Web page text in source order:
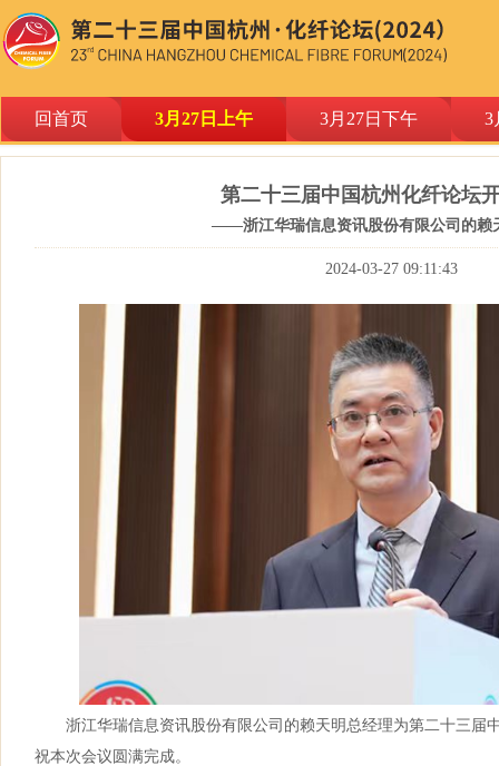
回首页 3月27日上午 3月27日下午 3
第二十三届中国杭州化纤论坛
——浙江华瑞信息资讯股份有限公司的赖
2024-03-27 09:11:43
浙江华瑞信息资讯股份有限公司的赖天明总经理为第二十三届
祝本次会议圆满完成。